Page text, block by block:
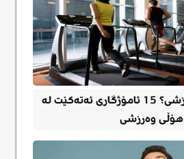
دەچیتە هۆڵی وەرزشی؟ 15 ئامۆژگاری ئەتەکێت لە
هۆڵی وەرزشی